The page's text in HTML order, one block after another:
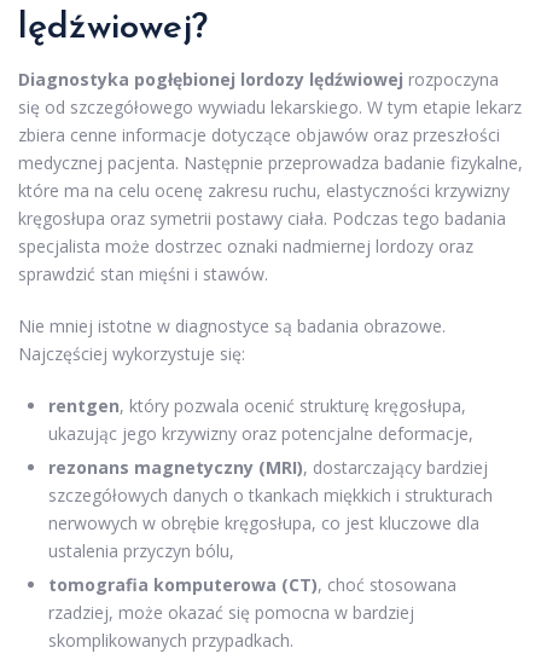
lędźwiowej?
Diagnostyka pogłębionej lordozy lędźwiowej rozpoczyna
się od szczegółowego wywiadu lekarskiego. W tym etapie lekarz
zbiera cenne informacje dotyczące objawów oraz przeszłości
medycznej pacjenta. Następnie przeprowadza badanie fizykalne,
które ma na celu ocenę zakresu ruchu, elastyczności krzywizny
kręgosłupa oraz symetrii postawy ciała. Podczas tego badania
specjalista może dostrzec oznaki nadmiernej lordozy oraz
sprawdzić stan mięśni i stawów.
Nie mniej istotne w diagnostyce są badania obrazowe.
Najczęściej wykorzystuje się:
rentgen, który pozwala ocenić strukturę kręgosłupa,
ukazując jego krzywizny oraz potencjalne deformacje,
rezonans magnetyczny (MRI), dostarczający bardziej
szczegółowych danych o tkankach miękkich i strukturach
nerwowych w obrębie kręgosłupa, co jest kluczowe dla
ustalenia przyczyn bólu,
tomografia komputerowa (CT), choć stosowana
rzadziej, może okazać się pomocna w bardziej
skomplikowanych przypadkach.